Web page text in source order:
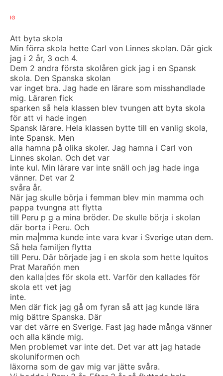
IG
Att byta skola
Min förra skola hette Carl von Linnes skolan. Där gick
jag i 2 år, 3 och 4.
Dem 2 andra första skolåren gick jag i en Spansk
skola. Den Spanska skolan
var inget bra. Jag hade en lärare som misshandlade
mig. Läraren fick
sparken så hela klassen blev tvungen att byta skola
för att vi hade ingen
Spansk lärare. Hela klassen bytte till en vanlig skola,
inte Spansk. Men
alla hamna på olika skoler. Jag hamna i Carl von
Linnes skolan. Och det var
inte kul. Min lärare var inte snäll och jag hade inga
vänner. Det var 2
svåra år.
När jag skulle börja i femman blev min mamma och
pappa tvungna att flytta
till Peru p g a mina bröder. De skulle börja i skolan
där borta i Peru. Och
min ma|mma kunde inte vara kvar i Sverige utan dem.
Så hela familjen flytta
till Peru. Där började jag i en skola som hette Iquitos
Prat Marañón men
den kalla|des för skola ett. Varför den kallades för
skola ett vet jag
inte.
Men där fick jag gå om fyran så att jag kunde lära
mig bättre Spanska. Där
var det värre en Sverige. Fast jag hade många vänner
och alla kände mig.
Men problemet var inte det. Det var att jag hatade
skoluniformen och
läxorna som de gav mig var jätte svåra.